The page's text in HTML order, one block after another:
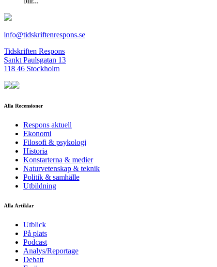
info@tidskriftenrespons.se
Tidskriften Respons
Sankt Paulsgatan 13
118 46 Stockholm
Alla Recensioner
Respons aktuell
Ekonomi
Filosofi & psykologi
Historia
Konstarterna & medier
Naturvetenskap & teknik
Politik & samhälle
Utbildning
Alla Artiklar
Utblick
På plats
Podcast
Analys/Reportage
Debatt